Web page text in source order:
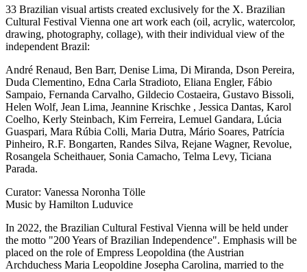
33 Brazilian visual artists created exclusively for the X. Brazilian
Cultural Festival Vienna one art work each (oil, acrylic, watercolor,
drawing, photography, collage), with their individual view of the
independent Brazil:
André Renaud, Ben Barr, Denise Lima, Di Miranda, Dson Pereira,
Duda Clementino, Edna Carla Stradioto, Eliana Engler, Fábio
Sampaio, Fernanda Carvalho, Gildecio Costaeira, Gustavo Bissoli,
Helen Wolf, Jean Lima, Jeannine Krischke , Jessica Dantas, Karol
Coelho, Kerly Steinbach, Kim Ferreira, Lemuel Gandara, Lúcia
Guaspari, Mara Rúbia Colli, Maria Dutra, Mário Soares, Patrícia
Pinheiro, R.F. Bongarten, Randes Silva, Rejane Wagner, Revolue,
Rosangela Scheithauer, Sonia Camacho, Telma Levy, Ticiana
Parada.
Curator: Vanessa Noronha Tölle
Music by Hamilton Luduvice
In 2022, the Brazilian Cultural Festival Vienna will be held under
the motto "200 Years of Brazilian Independence". Emphasis will be
placed on the role of Empress Leopoldina (the Austrian
Archduchess Maria Leopoldine Josepha Carolina, married to the